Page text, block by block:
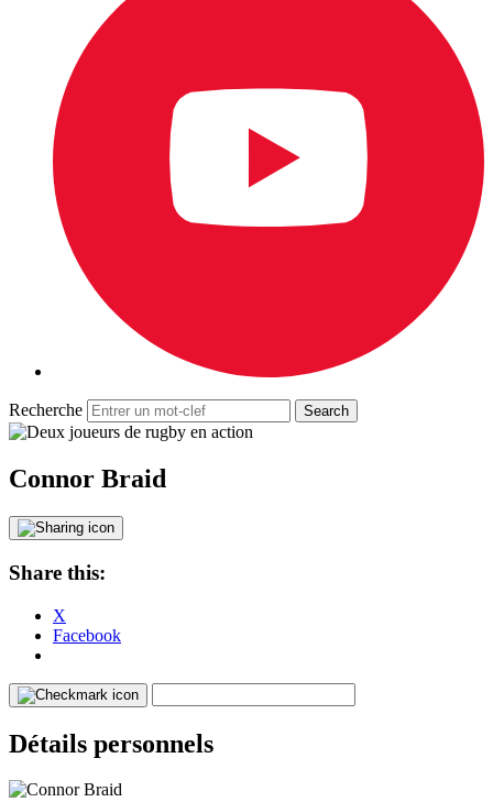
Recherche
Connor Braid
Share this:
X
Facebook
Détails personnels